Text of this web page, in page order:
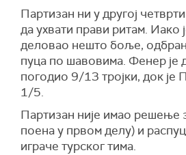
Партизан ни у другој
да ухвати прави ритам. Иако
деловао нешто боље,
пуца по шавовима. Фенер је
погодио 9/13 тројки, док је
1/5.
Партизан није имао решење
поена у првом делу) и
играче турског тима.